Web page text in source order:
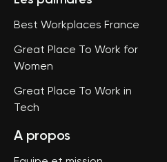
Best Workplaces France
Great Place To Work for
Women
Great Place To Work in
Tech
A propos